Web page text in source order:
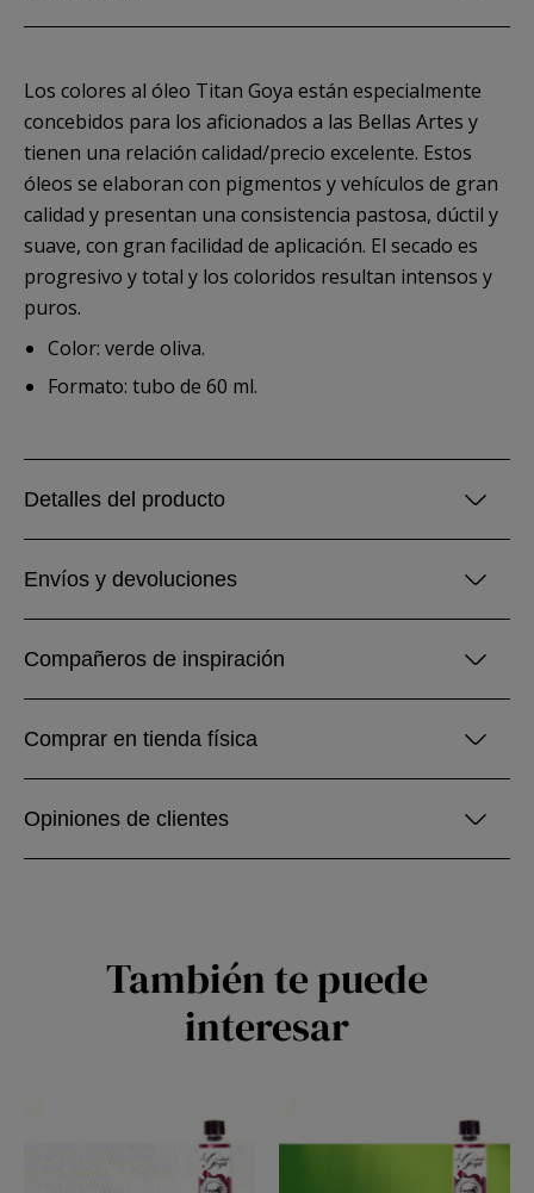
Los colores al óleo Titan Goya están especialmente
concebidos para los aficionados a las Bellas Artes y
tienen una relación calidad/precio excelente. Estos
óleos se elaboran con pigmentos y vehículos de gran
calidad y presentan una consistencia pastosa, dúctil y
suave, con gran facilidad de aplicación. El secado es
progresivo y total y los coloridos resultan intensos y
puros.
Color: verde oliva.
Formato: tubo de 60 ml.
Detalles del producto
Envíos y devoluciones
Compañeros de inspiración
Comprar en tienda física
Opiniones de clientes
También te puede
interesar